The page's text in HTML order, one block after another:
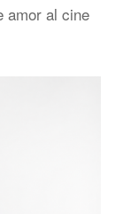
amor al cine